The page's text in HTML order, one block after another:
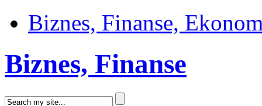
Biznes, Finanse,
Biznes, Finanse